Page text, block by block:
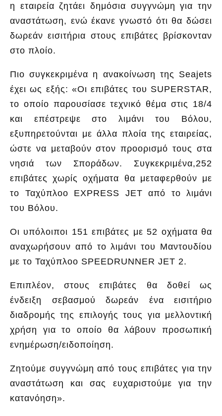
η εταιρεία ζητάει δημόσια συγγνώμη για την
αναστάτωση, ενώ έκανε γνωστό ότι θα δώσει
δωρεάν εισιτήρια στους επιβάτες βρίσκονταν
στο πλοίο.
Πιο συγκεκριμένα η ανακοίνωση της Seajets
έχει ως εξής: «Οι επιβάτες του SUPERSTAR,
το οποίο παρουσίασε τεχνικό θέμα στις 18/4
και επέστρεψε στο λιμάνι του Βόλου,
εξυπηρετούνται με άλλα πλοία της εταιρείας,
ώστε να μεταβούν στον προορισμό τους στα
νησιά των Σποράδων. Συγκεκριμένα,252
επιβάτες χωρίς οχήματα θα μεταφερθούν με
το Ταχύπλοο EXPRESS JET από το λιμάνι
του Βόλου.
Οι υπόλοιποι 151 επιβάτες με 52 οχήματα θα
αναχωρήσουν από το λιμάνι του Μαντουδίου
με το Ταχύπλοο SPEEDRUNNER JET 2.
Επιπλέον, στους επιβάτες θα δοθεί ως
ένδειξη σεβασμού δωρεάν ένα εισιτήριο
διαδρομής της επιλογής τους για μελλοντική
χρήση για το οποίο θα λάβουν προσωπική
ενημέρωση/ειδοποίηση.
Ζητούμε συγγνώμη από τους επιβάτες για την
αναστάτωση και σας ευχαριστούμε για την
κατανόηση».